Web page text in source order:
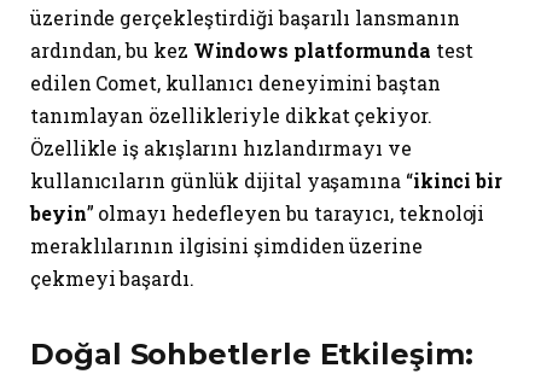
üzerinde gerçekleştirdiği başarılı lansmanın
ardından, bu kez Windows platformunda test
edilen Comet, kullanıcı deneyimini baştan
tanımlayan özellikleriyle dikkat çekiyor.
Özellikle iş akışlarını hızlandırmayı ve
kullanıcıların günlük dijital yaşamına “ikinci bir
beyin” olmayı hedefleyen bu tarayıcı, teknoloji
meraklılarının ilgisini şimdiden üzerine
çekmeyi başardı.
Doğal Sohbetlerle Etkileşim: